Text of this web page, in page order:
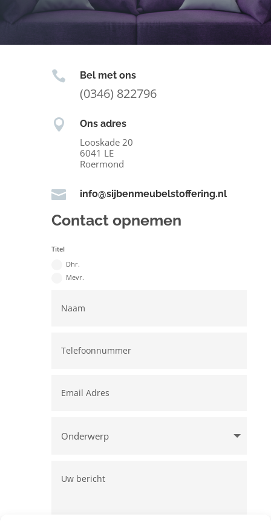
 Bel met ons
(0346) 822796
 Ons adres
Looskade 20
6041 LE
Roermond
 info@sijbenmeubelstoffering.nl
Contact opnemen
Titel
Dhr.
Mevr.